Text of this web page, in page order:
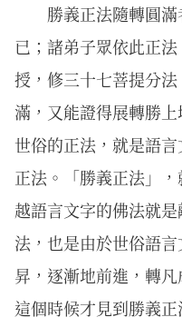
勝義正法隨轉圓
已；諸弟子眾依此正
授，修三十七菩提分
滿，又能證得展轉勝
世俗的正法，就是語
正法。「勝義正法」
越語言文字的佛法就
法，也是由於世俗語
昇，逐漸地前進，轉
這個時候才見到勝義